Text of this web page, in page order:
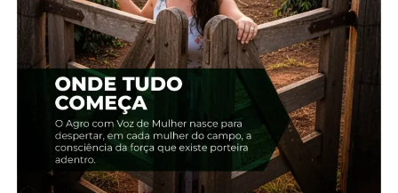
Edição 12 – Abril
19 de abril, 2024
Em "2024"
Edição 14 – Junho –
Guarapuava
19 de junho, 2024
Em "2024"
Edição 13 – Maio –
Guarapuava
20 de maio, 2024
Em "2024"